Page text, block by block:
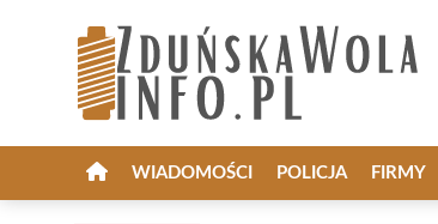
WIADOMOŚCI POLICJA FIRMY